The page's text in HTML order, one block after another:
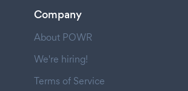
Company
About POWR
We're hiring!
Terms of Service